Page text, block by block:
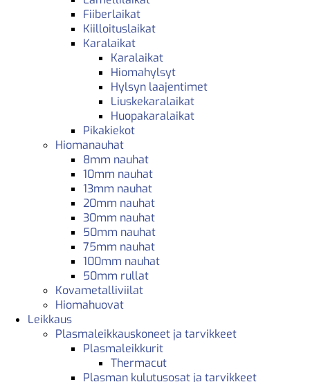
Fiiberlaikat
Kiilloituslaikat
Karalaikat
Karalaikat
Hiomahylsyt
Hylsyn laajentimet
Liuskekaralaikat
Huopakaralaikat
Pikakiekot
Hiomanauhat
8mm nauhat
10mm nauhat
13mm nauhat
20mm nauhat
30mm nauhat
50mm nauhat
75mm nauhat
100mm nauhat
50mm rullat
Kovametalliviilat
Hiomahuovat
Leikkaus
Plasmaleikkauskoneet ja tarvikkeet
Plasmaleikkurit
Thermacut
Plasman kulutusosat ja tarvikkeet